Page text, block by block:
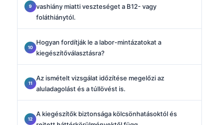
vashiány miatti veszteséget a B12- vagy
foláthiánytól.
Hogyan fordítják le a labor-mintázatokat a
kiegészítőválasztásra?
Az ismételt vizsgálat időzítése megelőzi az
aluladagolást és a túllövést is.
A kiegészítők biztonsága kölcsönhatásoktól és